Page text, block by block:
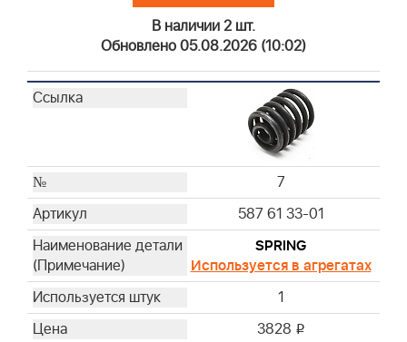
В наличии 2 шт.
Обновлено 05.08.2026 (10:02)
7
587 61 33-01
SPRING
Используется в агрегатах
1
3828 i